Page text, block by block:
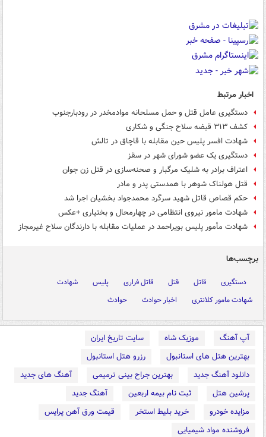
اخبار مرتبط
دستگیری عامل قتل و حمل مسلحانه موادمخدر در رودبارجنوب
کشف ۳۱۳ قبضه سلاح جنگی و شکاری
شهادت افسر پلیس حین مقابله با قاچاق در تالش
دستگیری یک عضو شورای شهر در سقز
اعتراف برادر به شلیک مرگبار و صحنه‌سازی در قتل زن جوان
قتل هولناک شوهر با همدستی پدر و مادر
حکم قصاص قاتل شهید سرگرد محمدجواد بخشیان اجرا شد
شهادت مامور نیروی انتظامی در چهارمحال و بختیاری +عکس
شهادت مأمور پلیس بویراحمد در عملیات مقابله با دارندگان سلاح غیرمجاز
برچسب‌ها
دستگیری قاتل قتل قاتل فراری پلیس
شهادت
شهادت مامور کلانتری
اخبار حوادث حوادث
آپ آهنگ موزیک شاه
سایت تاریخ ایران
بهترین هتل های استانبول
رزرو هتل استانبول
دانلود آهنگ جدید
بهترین جراح بینی ترمیمی
آهنگ های جدید
پرشین هتل
ثبت نام بیمه اربعین
آهنگ جدید
مزایده خودرو
خرید بلیط استخر
قیمت ورق آهن پرایس
فروشنده مواد شیمیایی